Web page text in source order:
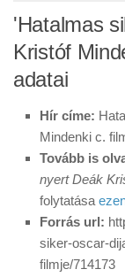
'Hatalmas
Kristóf
adatai
Hír címe:
Mindenki c.
Tovább is
nyert Deák
folytatása
Forrás url:
siker-oscar-
filmje/714173